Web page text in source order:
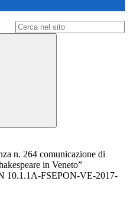
n. 264 comunicazione di
in Veneto”
10.1.1A-FSEPON-VE-2017-